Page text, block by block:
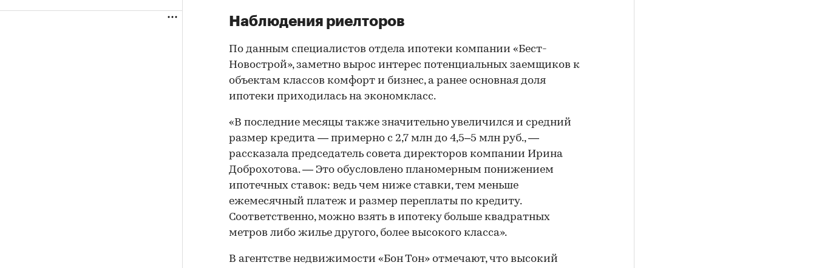
Наблюдения риелторов
По данным специалистов отдела ипотеки компании «Бест-
Новострой», заметно вырос интерес потенциальных заемщиков к
объектам классов комфорт и бизнес, а ранее основная доля
ипотеки приходилась на экономкласс.
«В последние месяцы также значительно увеличился и средний
размер кредита — примерно с 2,7 млн до 4,5–5 млн руб., —
рассказала председатель совета директоров компании Ирина
Доброхотова. — Это обусловлено планомерным понижением
ипотечных ставок: ведь чем ниже ставки, тем меньше
ежемесячный платеж и размер переплаты по кредиту.
Соответственно, можно взять в ипотеку больше квадратных
метров либо жилье другого, более высокого класса».
В агентстве недвижимости «Бон Тон» отмечают, что высокий